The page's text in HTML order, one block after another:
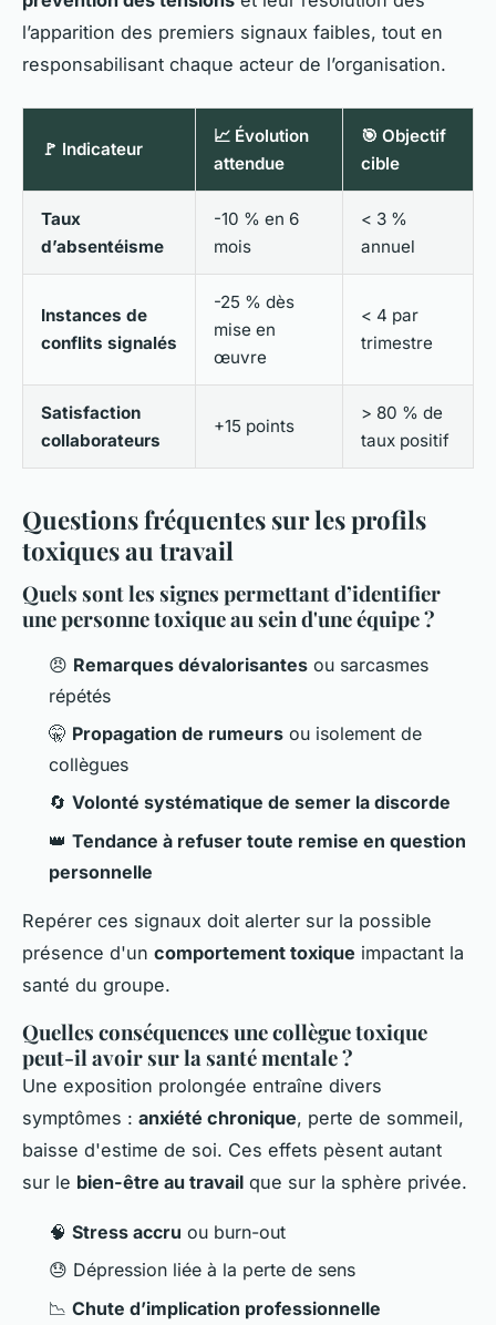
l’apparition des premiers signaux faibles, tout en
responsabilisant chaque acteur de l’organisation.
🚩 Indicateur
📈 Évolution
attendue
🎯 Objectif
cible
Taux
d’absentéisme
-10 % en 6
mois
< 3 %
annuel
Instances de
conflits signalés
-25 % dès
mise en
œuvre
< 4 par
trimestre
Satisfaction
collaborateurs
+15 points
> 80 % de
taux positif
Questions fréquentes sur les profils
toxiques au travail
Quels sont les signes permettant d’identifier
une personne toxique au sein d'une équipe ?
😠 Remarques dévalorisantes ou sarcasmes
répétés
🤫 Propagation de rumeurs ou isolement de
collègues
🔄 Volonté systématique de semer la discorde
👑 Tendance à refuser toute remise en question
personnelle
Repérer ces signaux doit alerter sur la possible
présence d'un comportement toxique impactant la
santé du groupe.
Quelles conséquences une collègue toxique
peut-il avoir sur la santé mentale ?
Une exposition prolongée entraîne divers
symptômes : anxiété chronique, perte de sommeil,
baisse d'estime de soi. Ces effets pèsent autant
sur le bien-être au travail que sur la sphère privée.
🧠 Stress accru ou burn-out
😓 Dépression liée à la perte de sens
📉 Chute d’implication professionnelle